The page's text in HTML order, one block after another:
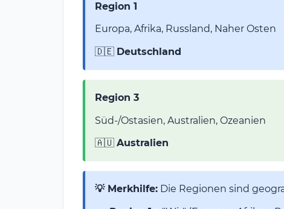
Region 1
Europa, Afrika, Russland, Naher Osten
🇩🇪 Deutschland
Region 3
Süd-/Ostasien, Australien, Ozeanien
🇦🇺 Australien
💡 Merkhilfe: Die Regionen sind